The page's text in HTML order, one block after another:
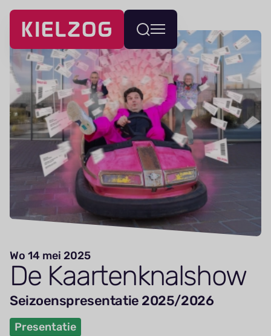
Navigatie
overslaan
Wissel
menu
Wo 14 mei 2025
De Kaar­ten­knalshow
Seizoenspresentatie 2025/2026
Presentatie